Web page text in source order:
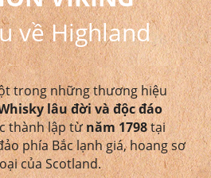
về Highland
trong những thương hiệu
lâu đời và độc đáo
thành lập từnăm 1798tại
phía Bắc lạnh giá, hoang sơ
của Scotland.